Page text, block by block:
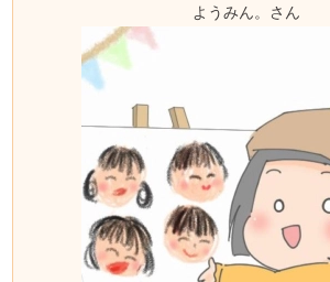
ようみん。さん